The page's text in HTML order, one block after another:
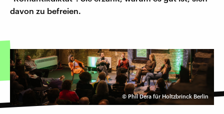
davon zu befreien.
© Phil Dera für Holtzbrinck Berlin